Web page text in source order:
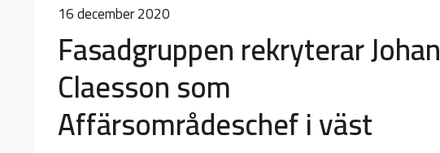
16 december 2020
Fasadgruppen rekryterar Johan
Claesson som
Affärsområdeschef i väst